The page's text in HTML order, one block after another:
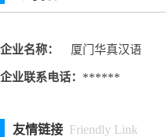
企业名称： 厦门华真汉语
企业联系电话： ******
友情链接 Friendly Link